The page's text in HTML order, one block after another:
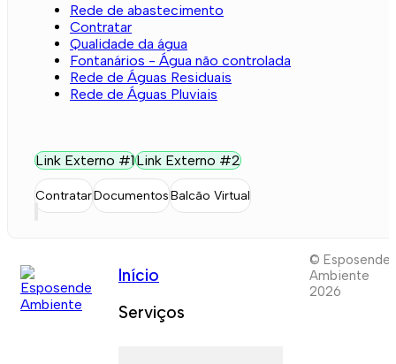
Rede de abastecimento
Contratar
Qualidade da água
Fontanários - Água não controlada
Rede de Águas Residuais
Rede de Águas Pluviais
Link Externo #1Link Externo #2
ContratarDocumentosBalcão Virtual
Início
Serviços
© Esposende
Ambiente
2026